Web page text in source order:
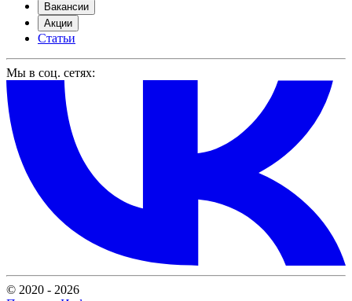
Вакансии
Акции
Статьи
Мы в соц. сетях:
© 2020 - 2026